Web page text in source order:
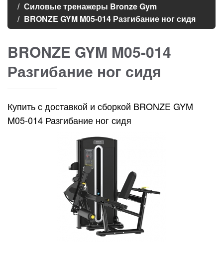
Силовые тренажеры Bronze Gym
BRONZE GYM M05-014 Разгибание ног сидя
BRONZE GYM M05-014
Разгибание ног сидя
Купить с доставкой и сборкой BRONZE GYM
M05-014 Разгибание ног сидя